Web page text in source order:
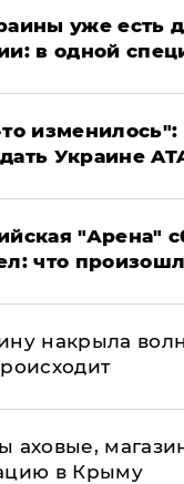
уже есть
в одной
Украине
"Арена"
что
накрыла
аховые,
в Крыму